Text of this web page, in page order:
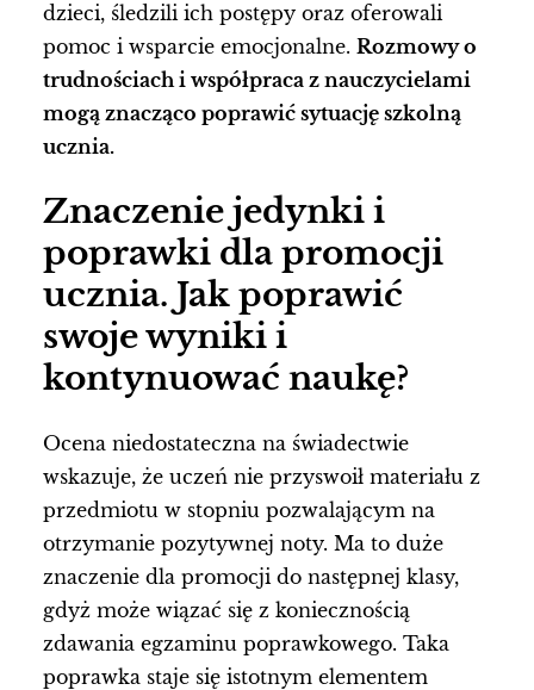
dzieci, śledzili ich postępy oraz oferowali
pomoc i wsparcie emocjonalne. Rozmowy o
trudnościach i współpraca z nauczycielami
mogą znacząco poprawić sytuację szkolną
ucznia.
Znaczenie jedynki i
poprawki dla promocji
ucznia. Jak poprawić
swoje wyniki i
kontynuować naukę?
Ocena niedostateczna na świadectwie
wskazuje, że uczeń nie przyswoił materiału z
przedmiotu w stopniu pozwalającym na
otrzymanie pozytywnej noty. Ma to duże
znaczenie dla promocji do następnej klasy,
gdyż może wiązać się z koniecznością
zdawania egzaminu poprawkowego. Taka
poprawka staje się istotnym elementem